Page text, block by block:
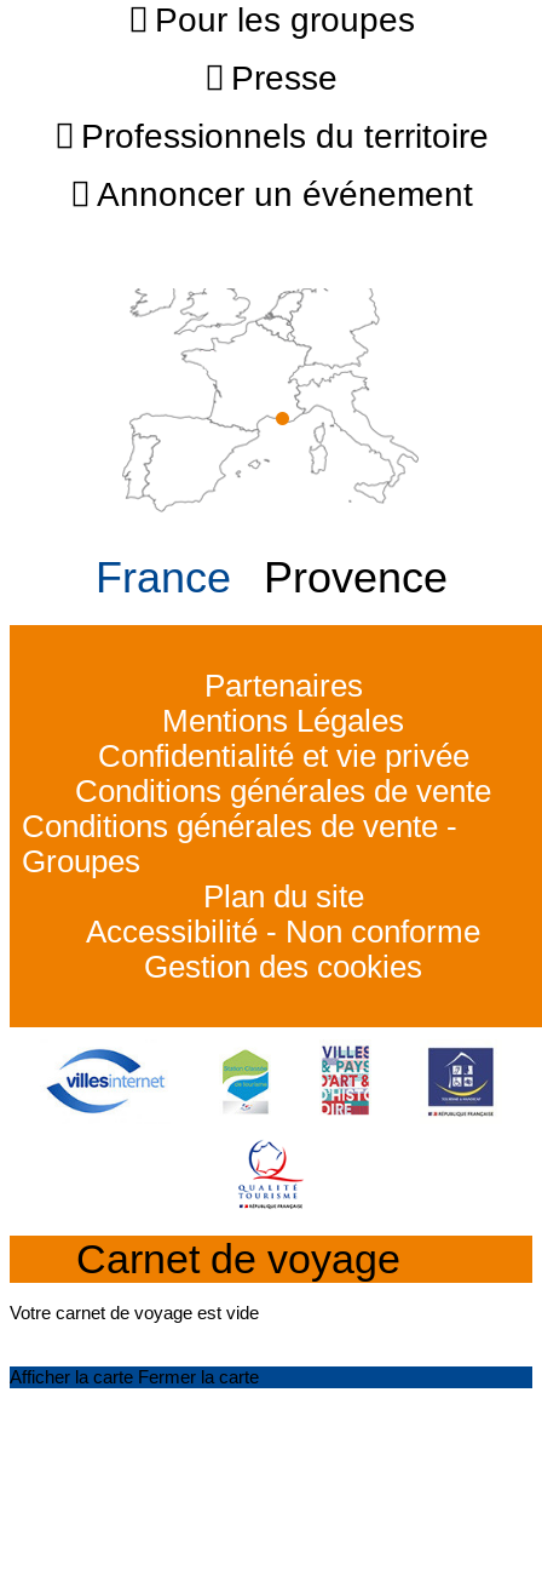
Pour les groupes
Presse
Professionnels du territoire
Annoncer un événement
France Provence
Partenaires
Mentions Légales
Confidentialité et vie privée
Conditions générales de vente
Conditions générales de vente -
Groupes
Plan du site
Accessibilité - Non conforme
Gestion des cookies
Carnet de voyage
Votre carnet de voyage est vide
Afficher la carte Fermer la carte